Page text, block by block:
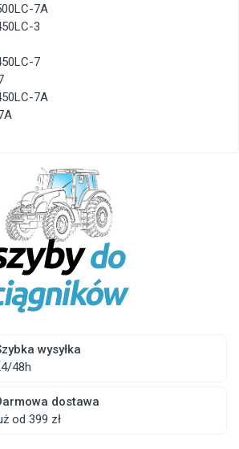
7A
3
7
7A
wysyłka
48h
dostawa
od 399 zł